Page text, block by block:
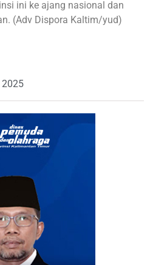
ini ke ajang nasional dan
(Adv Dispora Kaltim/yud)